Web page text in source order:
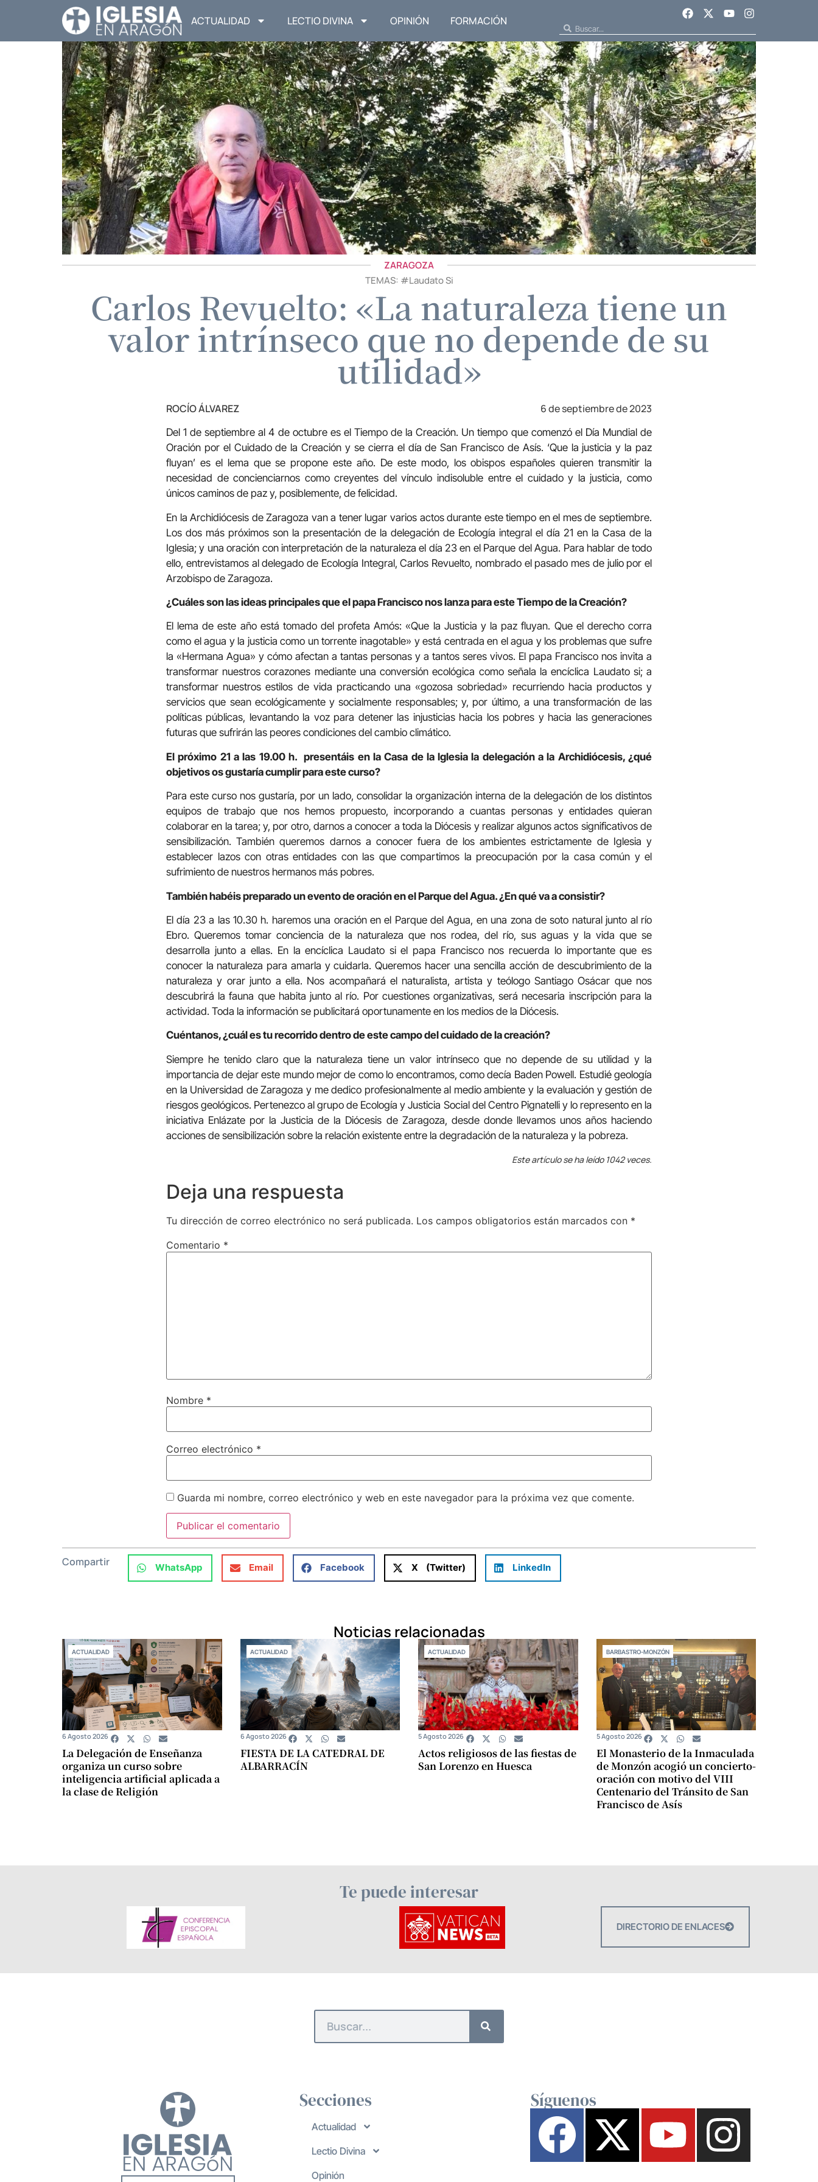
ACTUALIDAD LECTIO DIVINA OPINIÓN FORMACIÓN
ZARAGOZA
TEMAS: #Laudato Si
Carlos Revuelto: «La naturaleza tiene un
valor intrínseco que no depende de su
utilidad»
ROCÍO ÁLVAREZ 6 de septiembre de 2023
Del 1 de septiembre al 4 de octubre es el Tiempo de la Creación. Un tiempo que comenzó el Día Mundial de
Oración por el Cuidado de la Creación y se cierra el día de San Francisco de Asís. ‘Que la justicia y la paz
fluyan’ es el lema que se propone este año. De este modo, los obispos españoles quieren transmitir la
necesidad de concienciarnos como creyentes del vínculo indisoluble entre el cuidado y la justicia, como
únicos caminos de paz y, posiblemente, de felicidad.
En la Archidiócesis de Zaragoza van a tener lugar varios actos durante este tiempo en el mes de septiembre.
Los dos más próximos son la presentación de la delegación de Ecología integral el día 21 en la Casa de la
Iglesia; y una oración con interpretación de la naturaleza el día 23 en el Parque del Agua. Para hablar de todo
ello, entrevistamos al delegado de Ecología Integral, Carlos Revuelto, nombrado el pasado mes de julio por el
Arzobispo de Zaragoza.
¿Cuáles son las ideas principales que el papa Francisco nos lanza para este Tiempo de la Creación?
El lema de este año está tomado del profeta Amós: «Que la Justicia y la paz fluyan. Que el derecho corra
como el agua y la justicia como un torrente inagotable» y está centrada en el agua y los problemas que sufre
la «Hermana Agua» y cómo afectan a tantas personas y a tantos seres vivos. El papa Francisco nos invita a
transformar nuestros corazones mediante una conversión ecológica como señala la encíclica Laudato si; a
transformar nuestros estilos de vida practicando una «gozosa sobriedad» recurriendo hacia productos y
servicios que sean ecológicamente y socialmente responsables; y, por último, a una transformación de las
políticas públicas, levantando la voz para detener las injusticias hacia los pobres y hacia las generaciones
futuras que sufrirán las peores condiciones del cambio climático.
El próximo 21 a las 19.00 h. presentáis en la Casa de la Iglesia la delegación a la Archidiócesis, ¿qué
objetivos os gustaría cumplir para este curso?
Para este curso nos gustaría, por un lado, consolidar la organización interna de la delegación de los distintos
equipos de trabajo que nos hemos propuesto, incorporando a cuantas personas y entidades quieran
colaborar en la tarea; y, por otro, darnos a conocer a toda la Diócesis y realizar algunos actos significativos de
sensibilización. También queremos darnos a conocer fuera de los ambientes estrictamente de Iglesia y
establecer lazos con otras entidades con las que compartimos la preocupación por la casa común y el
sufrimiento de nuestros hermanos más pobres.
También habéis preparado un evento de oración en el Parque del Agua. ¿En qué va a consistir?
El día 23 a las 10.30 h. haremos una oración en el Parque del Agua, en una zona de soto natural junto al río
Ebro. Queremos tomar conciencia de la naturaleza que nos rodea, del río, sus aguas y la vida que se
desarrolla junto a ellas. En la encíclica Laudato si el papa Francisco nos recuerda lo importante que es
conocer la naturaleza para amarla y cuidarla. Queremos hacer una sencilla acción de descubrimiento de la
naturaleza y orar junto a ella. Nos acompañará el naturalista, artista y teólogo Santiago Osácar que nos
descubrirá la fauna que habita junto al río. Por cuestiones organizativas, será necesaria inscripción para la
actividad. Toda la información se publicitará oportunamente en los medios de la Diócesis.
Cuéntanos, ¿cuál es tu recorrido dentro de este campo del cuidado de la creación?
Siempre he tenido claro que la naturaleza tiene un valor intrínseco que no depende de su utilidad y la
importancia de dejar este mundo mejor de como lo encontramos, como decía Baden Powell. Estudié geología
en la Universidad de Zaragoza y me dedico profesionalmente al medio ambiente y la evaluación y gestión de
riesgos geológicos. Pertenezco al grupo de Ecología y Justicia Social del Centro Pignatelli y lo represento en la
iniciativa Enlázate por la Justicia de la Diócesis de Zaragoza, desde donde llevamos unos años haciendo
acciones de sensibilización sobre la relación existente entre la degradación de la naturaleza y la pobreza.
Este artículo se ha leído 1042 veces.
Deja una respuesta
Tu dirección de correo electrónico no será publicada. Los campos obligatorios están marcados con *
Comentario *
Nombre *
Correo electrónico *
Guarda mi nombre, correo electrónico y web en este navegador para la próxima vez que comente.
Compartir WhatsApp Email Facebook X (Twitter) LinkedIn
Noticias relacionadas
ACTUALIDAD
La Delegación de Enseñanza
organiza un curso sobre
inteligencia artificial aplicada a
la clase de Religión
6 Agosto 2026
ACTUALIDAD
FIESTA DE LA CATEDRAL DE
ALBARRACÍN
6 Agosto 2026
ACTUALIDAD
Actos religiosos de las fiestas de
San Lorenzo en Huesca
5 Agosto 2026
BARBASTRO-MONZÓN
El Monasterio de la Inmaculada
de Monzón acogió un concierto-
oración con motivo del VIII
Centenario del Tránsito de San
Francisco de Asís
5 Agosto 2026
Te puede interesar
DIRECTORIO DE ENLACES
Secciones
Actualidad
Lectio Divina
Opinión
Síguenos